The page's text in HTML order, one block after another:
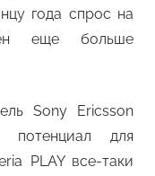
года спрос на
еще больше
Sony Ericsson
потенциал для
PLAY все-таки